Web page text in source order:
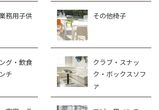
務用子供
その他椅子
グ・飲食
チ
クラブ・スナッ
ク・ボックスソフ
ァ